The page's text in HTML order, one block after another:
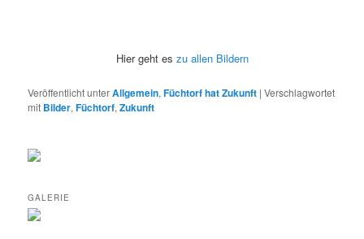
Hier geht es zu allen Bildern
Veröffentlicht unterAllgemein,Füchtorf hat Zukunft |Verschlagwortet
mit Bilder,Füchtorf,Zukunft
GALERIE